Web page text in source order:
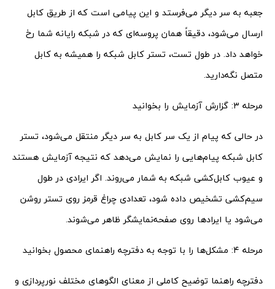
جعبه به سر دیگر می‌فرستد و این پیامی است که از طریق کابل
ارسال می‌شود، دقیقاً همان پروسه‌ای که در شبکه رایانه شما رخ
خواهد داد. در طول تست، تستر کابل شبکه را همیشه به کابل
متصل نگه‌دارید.
مرحله ۳: گزارش آزمایش را بخوانید
در حالی که پیام از یک سر کابل به سر دیگر منتقل می‌شود، تستر
کابل شبکه پیام‌هایی را نمایش می‌دهد که نتیجه آزمایش هستند
و عیوب کابل‌کشی شبکه به شمار می‌روند. اگر ایرادی در طول
سیم‌کشی تشخیص داده شود، تعدادی چراغ قرمز روی تستر روشن
می‌شود یا ایرادها روی صفحه‌نمایشگر ظاهر می‌شوند.
مرحله ۴: مشکل‌ها را با توجه به دفترچه راهنمای محصول بخوانید
دفترچه راهنما توضیح کاملی از معنای الگو‌های مختلف نورپردازی و